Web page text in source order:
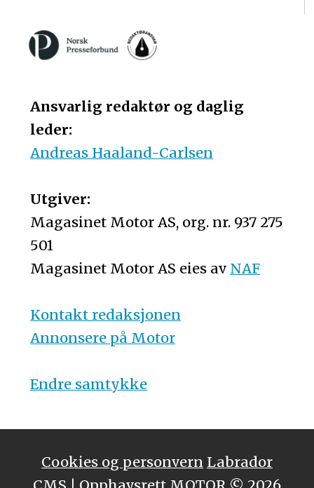
Ansvarlig redaktør og daglig
leder:
Andreas Haaland-Carlsen
Utgiver:
Magasinet Motor AS, org. nr. 937 275
501
Magasinet Motor AS eies av NAF
Kontakt redaksjonen
Annonsere på Motor
Endre samtykke
Cookies og personvern Labrador